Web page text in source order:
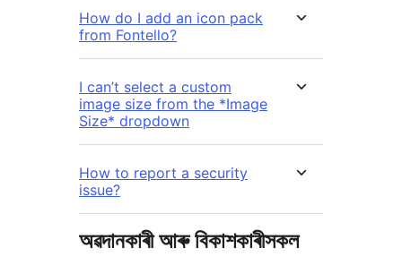
How do I add an icon pack
from Fontello?
I can’t select a custom
image size from the *Image
Size* dropdown
How to report a security
issue?
অৱদানকাৰী আৰু বিকাশকাৰীসকল